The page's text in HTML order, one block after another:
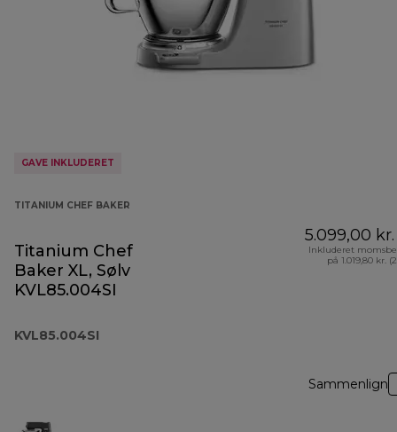
GAVE INKLUDERET
TITANIUM CHEF BAKER
Titanium Chef
Baker XL, Sølv
KVL85.004SI
KVL85.004SI
5.099,00 kr.
Inkluderet
på 1.019,80 kr.
Sammenlign